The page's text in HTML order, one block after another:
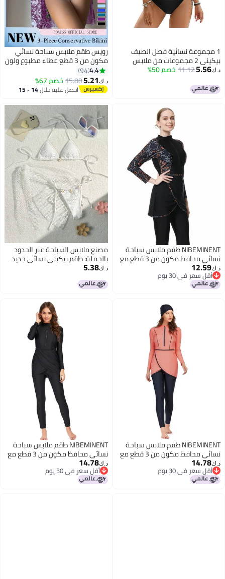
1 مجموعة نسائية فصل الصيف
بيكيني 2 مجموعات من ملابس
السباحة صدري مع السراويل الثلاثي
د.ك‏5.56
11.12خصم 50%
رويس طقم ملابس سباحة نسائي
مكون من 3 قطع غطاء مطبوع ولون
سادة بيكيني علوي مطبوع بيكيني
سفلي نسيج سريع الجفاف ماص
للرطوبة وجيد التهوية يوفر التغطية
والتواضع دون الكشف عن اللون
الأرجواني
4.4
94
د.ك‏5.21
15.80خصم 67%
احصل عليه خلال 14 - 15
NIBEMINENT طقم ملابس سباحة
نسائي محافظ مكون من 3 قطع مع
تصميم مقسوم لحماية من الشمس
و تنورة شاطئية
د.ك‏12.59
أقل سعر في 30 يوم
أقل سعر في 30 يوم 7
مصنع ملابس السباحة عبر الحدود
بالجملة: طقم بيكيني نسائي جديد
من ثلاث قطع مع تنورة شبكية
د.ك‏5.38
NIBEMINENT طقم ملابس سباحة
نسائي محافظ مكون من 3 قطع مع
حماية من الشمس - بنطلون سباحة
و تنورة و بيكيني - فستان عربي
د.ك‏14.78
أقل سعر في 30 يوم
أقل سعر في 30 يوم
NIBEMINENT طقم ملابس سباحة
نسائي محافظ مكون من 3 قطع مع
حماية من الشمس، بنطلون سباحة،
ملابس شاطئية للسيدات، تنورة،
بيكيني، فستان عربي
د.ك‏14.78
أقل سعر في 30 يوم
أقل سعر في 30 يوم